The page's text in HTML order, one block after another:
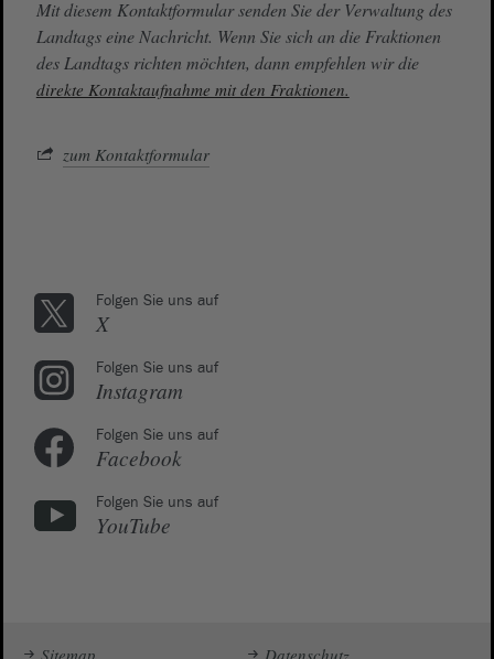
Mit diesem Kontaktformular senden Sie der Verwaltung des
Landtags eine Nachricht. Wenn Sie sich an die Fraktionen
des Landtags richten möchten, dann empfehlen wir die
direkte Kontaktaufnahme mit den Fraktionen.
zum Kontaktformular
Folgen Sie uns auf
X
Folgen Sie uns auf
Instagram
Folgen Sie uns auf
Facebook
Folgen Sie uns auf
YouTube
Sitemap Datenschutz